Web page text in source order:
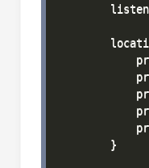
        }